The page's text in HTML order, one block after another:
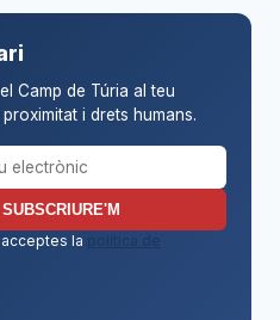
Camp de Túria al teu
i drets humans.
per al butlletí
SUBSCRIURE'M
la
política de